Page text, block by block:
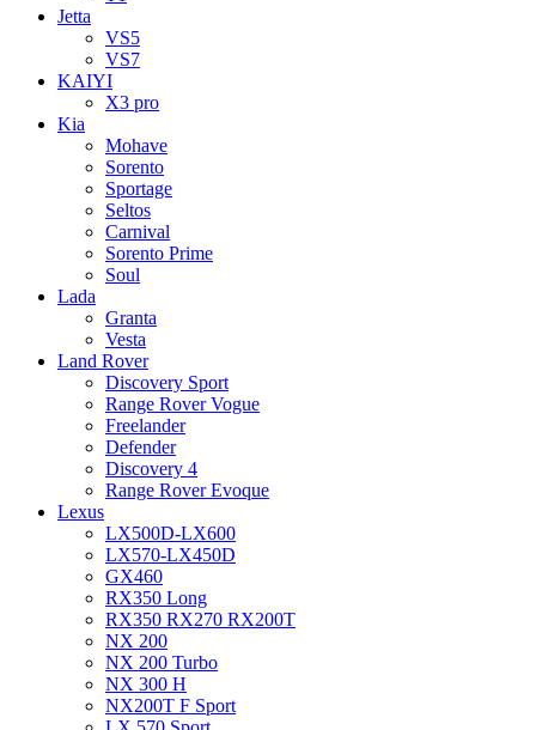
Jetta
VS5
VS7
KAIYI
X3 pro
Kia
Mohave
Sorento
Sportage
Seltos
Carnival
Sorento Prime
Soul
Lada
Granta
Vesta
Land Rover
Discovery Sport
Range Rover Vogue
Freelander
Defender
Discovery 4
Range Rover Evoque
Lexus
LX500D-LX600
LX570-LX450D
GX460
RX350 Long
RX350 RX270 RX200T
NX 200
NX 200 Turbo
NX 300 H
NX200T F Sport